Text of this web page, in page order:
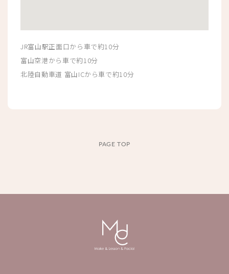
JR富山駅正面口から車で約10分
富山空港から車で約10分
北陸自動車道 富山ICから車で約10分
PAGE TOP